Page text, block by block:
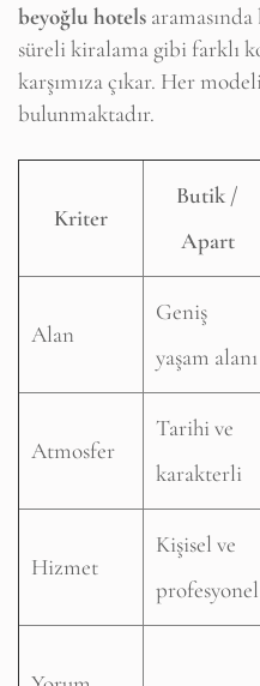
beyoğlu hotels
süreli kiralama gibi farklı
karşımıza çıkar. Her
bulunmaktadır.
Kriter
Butik /
Apart
Alan
Geniş
yaşam alanı
Atmosfer
Tarihi ve
karakterli
Hizmet
Kişisel ve
profesyonel